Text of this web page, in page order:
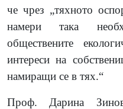
че чрез „тяхното
намери така
обществените
интереси на
намиращи се в тях.“
Проф. Дарина